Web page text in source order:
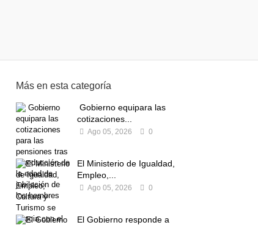
Más en esta categoría
Gobierno equipara las
cotizaciones...
Ago 05, 2026 0
El Ministerio de Igualdad,
Empleo,...
Ago 05, 2026 0
El Gobierno responde a